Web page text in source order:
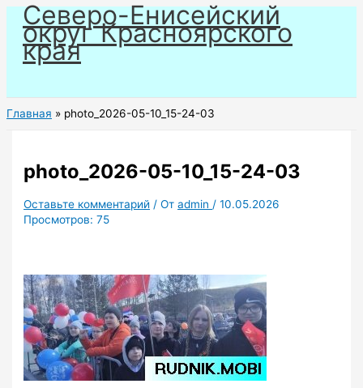
Перейти
содержимому
Северо-Енисейский
округ Красноярского
края
Главная photo_2026-05-10_15-24-03
photo_2026-05-10_15-24-03
Оставьте комментарий / Отadmin /10.05.2026
Просмотров: 75